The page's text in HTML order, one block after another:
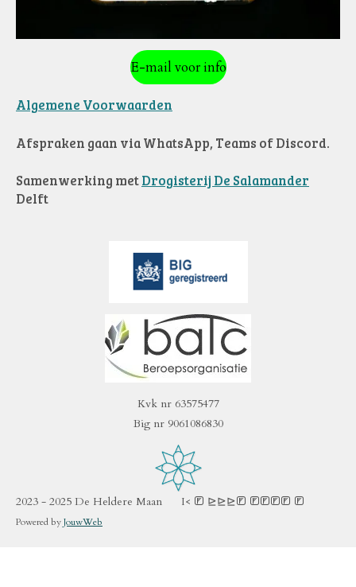
E-mail voor info
Algemene Voorwaarden
Afspraken gaan via WhatsApp, Teams of Discord.
Samenwerking metDrogisterij De Salamander
Delft
Kvk nr 63575477
Big nr 9061086830
2023 - 2025 De Heldere Maan I< ᛈ ⊵⊵⊵ᛈ ᛡᛠᚩᚾ ᚹ
Powered byJouwWeb